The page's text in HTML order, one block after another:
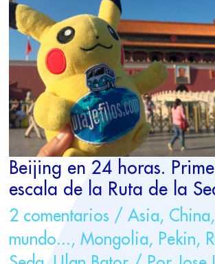
Beijing en 24 horas.
escala de la Ruta de la
2 comentarios / Asia, China,
mundo..., Mongolia, Pekin,
HORAS.
PRIMERA
ESCALA
DE
LA
RUTA
DE
LA
SEDA